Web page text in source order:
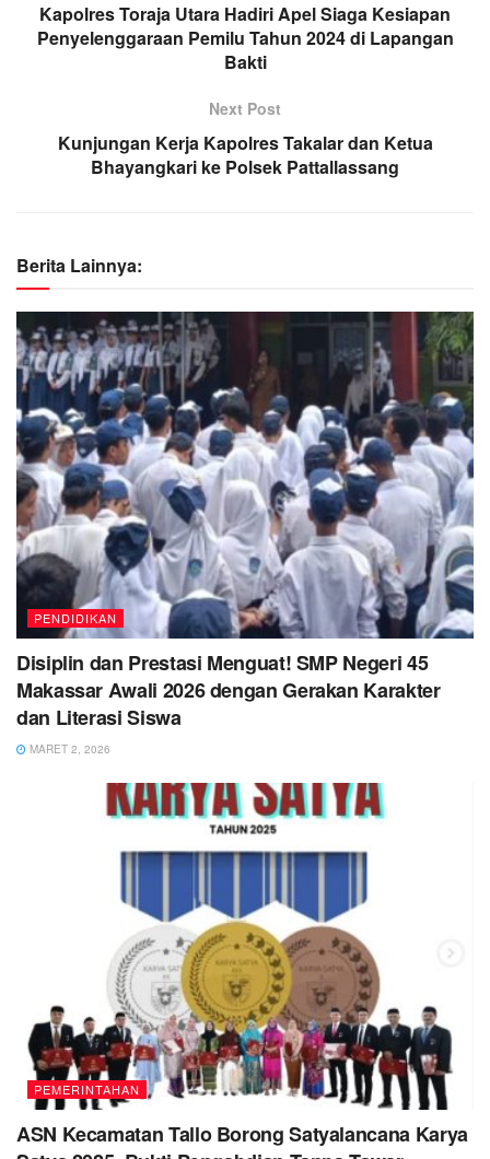
Kapolres Toraja Utara Hadiri Apel Siaga Kesiapan
Penyelenggaraan Pemilu Tahun 2024 di Lapangan
Bakti
Next Post
Kunjungan Kerja Kapolres Takalar dan Ketua
Bhayangkari ke Polsek Pattallassang
Berita Lainnya:
PENDIDIKAN
Disiplin dan Prestasi Menguat! SMP Negeri 45
Makassar Awali 2026 dengan Gerakan Karakter
dan Literasi Siswa
MARET 2, 2026
PEMERINTAHAN
ASN Kecamatan Tallo Borong Satyalancana Karya